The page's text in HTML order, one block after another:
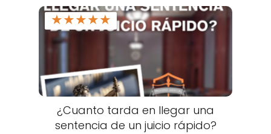
★★★★★
¿Cuanto tarda en llegar una
sentencia de un juicio rápido?